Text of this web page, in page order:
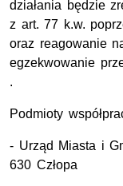
działania będzie
z art. 77 k.w.
oraz reagowanie
egzekwowanie
.
Podmioty
- Urząd Miasta i
630 Człopa